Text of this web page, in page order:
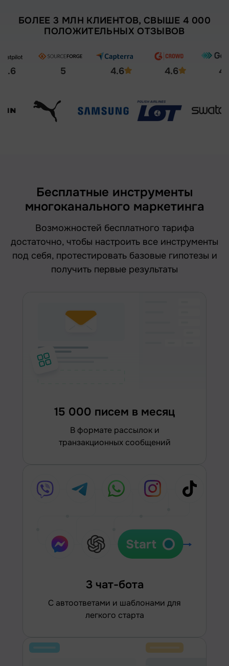
БОЛЕЕ 3 МЛН КЛИЕНТОВ, СВЫШЕ 4 000
ПОЛОЖИТЕЛЬНЫХ ОТЗЫВОВ
4.6 5 4.6 4.6
Бесплатные инструменты
многоканального маркетинга
Возможностей бесплатного тарифа
достаточно, чтобы настроить все инструменты
под себя, протестировать базовые гипотезы и
получить первые результаты
15 000 писем в месяц
в формате рассылок и
транзакционных сообщений
3 чат-бота
С автоответами и шаблонами для
легкого старта